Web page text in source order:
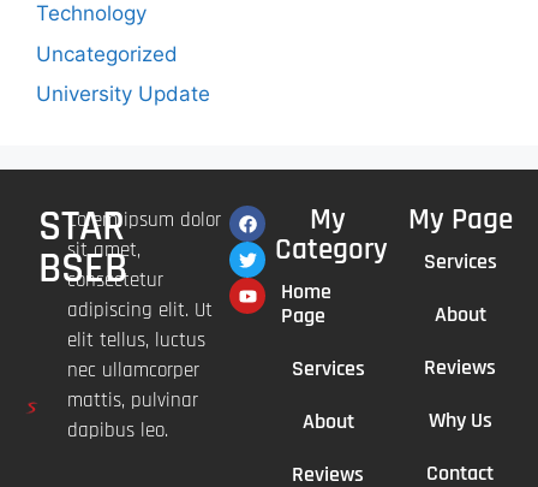
Technology
Uncategorized
University Update
STAR
BSEB
Lorem ipsum dolor
sit amet,
consectetur
adipiscing elit. Ut
elit tellus, luctus
nec ullamcorper
mattis, pulvinar
dapibus leo.
My
Category
Home
Page
Services
About
Reviews
My Page
Services
About
Reviews
Why Us
Contact